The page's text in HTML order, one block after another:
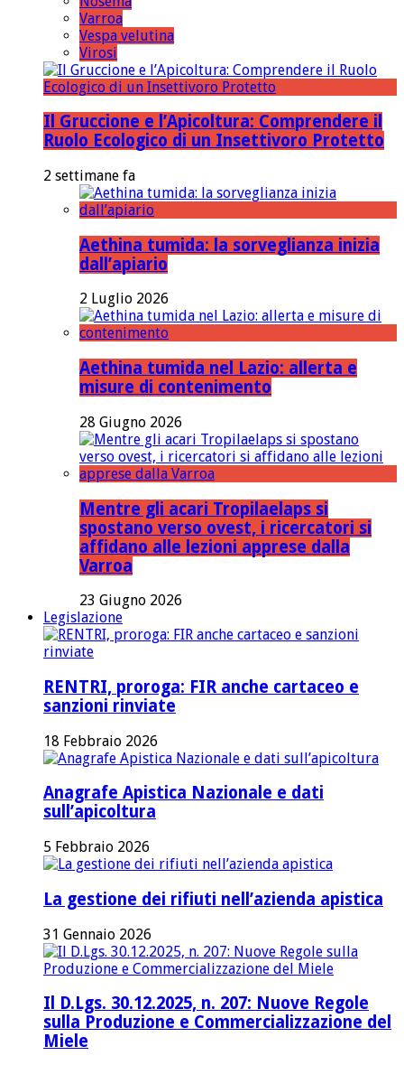
Varroa
Vespa velutina
Virosi
Il Gruccione e l’Apicoltura: Comprendere il
Ruolo Ecologico di un Insettivoro Protetto
2 settimane fa
Aethina tumida: la sorveglianza inizia
dall’apiario
2 Luglio 2026
Aethina tumida nel Lazio: allerta e
misure di contenimento
28 Giugno 2026
Mentre gli acari Tropilaelaps si
spostano verso ovest, i ricercatori si
affidano alle lezioni apprese dalla
Varroa
23 Giugno 2026
Legislazione
RENTRI, proroga: FIR anche cartaceo e
sanzioni rinviate
18 Febbraio 2026
Anagrafe Apistica Nazionale e dati
sull’apicoltura
5 Febbraio 2026
La gestione dei rifiuti nell’azienda apistica
31 Gennaio 2026
Il D.Lgs. 30.12.2025, n. 207: Nuove Regole
sulla Produzione e Commercializzazione del
Miele